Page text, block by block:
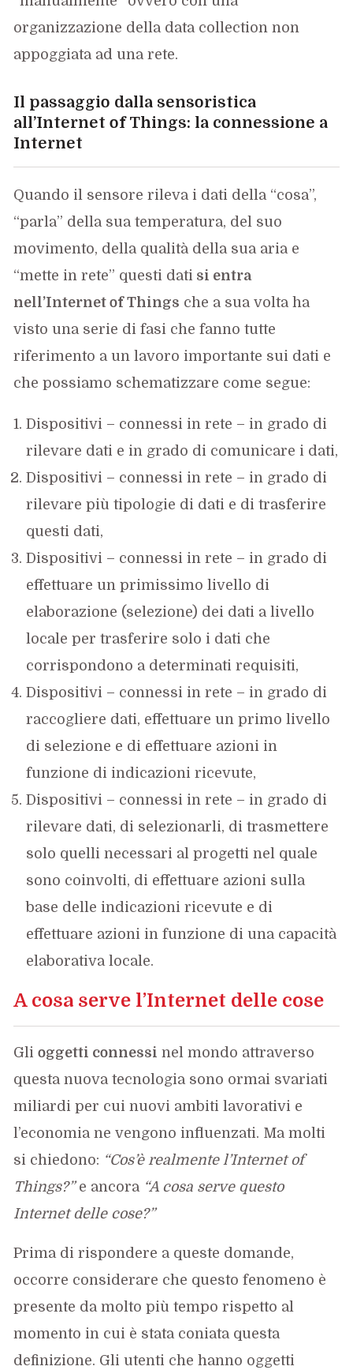
organizzazione della data collection non
appoggiata ad una rete.
Il passaggio dalla sensoristica
all’Internet of Things: la connessione a
Internet
Quando il sensore rileva i dati della “cosa”,
“parla” della sua temperatura, del suo
movimento, della qualità della sua aria e
“mette in rete” questi dati si entra
nell’Internet of Things che a sua volta ha
visto una serie di fasi che fanno tutte
riferimento a un lavoro importante sui dati e
che possiamo schematizzare come segue:
Dispositivi – connessi in rete – in grado di
rilevare dati e in grado di comunicare i dati,
Dispositivi – connessi in rete – in grado di
rilevare più tipologie di dati e di trasferire
questi dati,
Dispositivi – connessi in rete – in grado di
effettuare un primissimo livello di
elaborazione (selezione) dei dati a livello
locale per trasferire solo i dati che
corrispondono a determinati requisiti,
Dispositivi – connessi in rete – in grado di
raccogliere dati, effettuare un primo livello
di selezione e di effettuare azioni in
funzione di indicazioni ricevute,
Dispositivi – connessi in rete – in grado di
rilevare dati, di selezionarli, di trasmettere
solo quelli necessari al progetti nel quale
sono coinvolti, di effettuare azioni sulla
base delle indicazioni ricevute e di
effettuare azioni in funzione di una capacità
elaborativa locale.
A cosa serve l’Internet delle cose
Glioggetti connessi nel mondo attraverso
questa nuova tecnologia sono ormai svariati
miliardi per cui nuovi ambiti lavorativi e
l’economia ne vengono influenzati. Ma molti
si chiedono: “Cos’è realmente l’Internet of
Things?”e ancora “A cosa serve questo
Internet delle cose?”
Prima di rispondere a queste domande,
occorre considerare che questo fenomeno è
presente da molto più tempo rispetto al
momento in cui è stata coniata questa
definizione. Gli utenti che hanno oggetti